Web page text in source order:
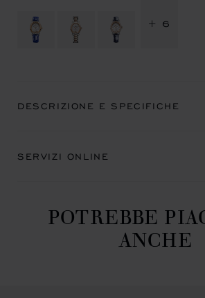
+ 6
DESCRIZIONE E SPECIFICHE
SERVIZI ONLINE
POTREBBE
ANCHE